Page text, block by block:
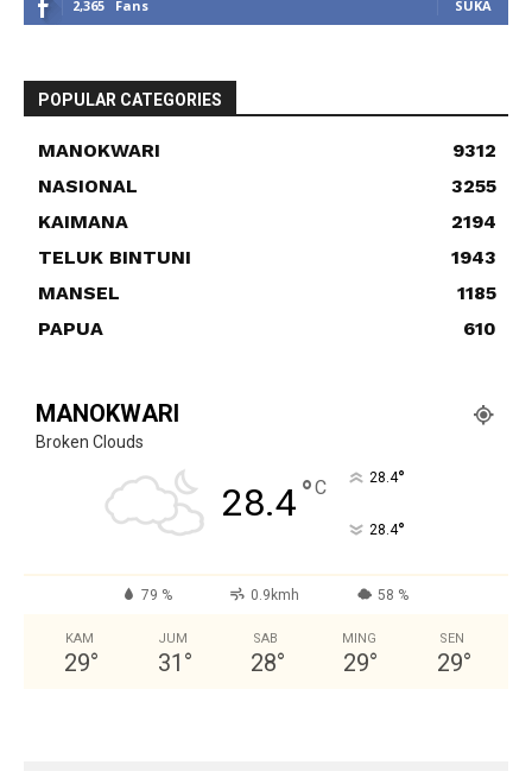
2,365 Fans SUKA
POPULAR CATEGORIES
MANOKWARI
9312
NASIONAL
3255
KAIMANA
2194
TELUK BINTUNI
1943
MANSEL
1185
PAPUA
610
MANOKWARI
Broken Clouds
28.4°C 28.4°
28.4°
79 % 0.9kmh 58 %
KAM
29°
JUM
31 °
SAB
28°
MING
29°
SEN
29°